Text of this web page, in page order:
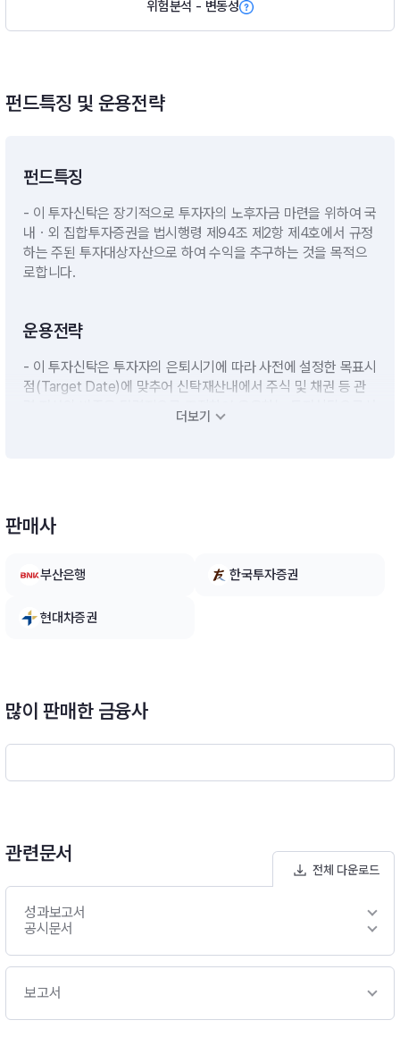
위험분석 - 변동성
펀드특징 및 운용전략
펀드특징
- 이 투자신탁은 장기적으로 투자자의 노후자금 마련을 위하여 국
내ㆍ외 집합투자증권을 법시행령 제94조 제2항 제4호에서 규정
하는 주된 투자대상자산으로 하여 수익을 추구하는 것을 목적으
로합니다.
운용전략
- 이 투자신탁은 투자자의 은퇴시기에 따라 사전에 설정한 목표시
점(Target Date)에 맞추어 신탁재산내에서 주식 및 채권 등 관
련 자산의 비중을 탄력적으로 조절하여 운용하는 투자신탁으로서
주로 국내ㆍ외 집합투자증권에 분산투자 합니다.※ 비교지수 : 없
더보기
판매사
부산은행 한국투자증권
현대차증권
많이 판매한 금융사
관련문서
전체 다운로드
성과보고서
공시문서
보고서